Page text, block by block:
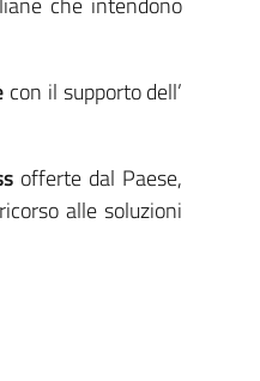
con il supporto dell’
offerte dal Paese,
alle soluzioni